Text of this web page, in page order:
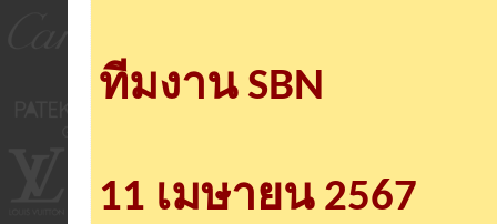
ทีมงาน SBN
11 เมษายน 2567